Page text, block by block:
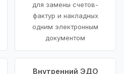
для замены счетов-
фактур и накладных
одним электронным
документом
Внутренний ЭДО